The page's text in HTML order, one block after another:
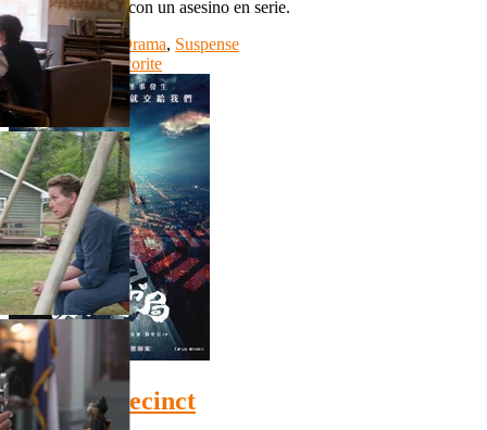
finalmente acaba con un asesino en serie.
Genre:
Crimen,Drama, Suspense
Watch Movie Favorite
The 9th Precinct